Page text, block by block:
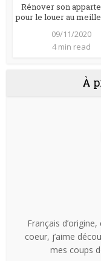
Rénover son
pour le louer au
09/11/2020
4 min read
À
Français
coeur, j’aime
mes coups